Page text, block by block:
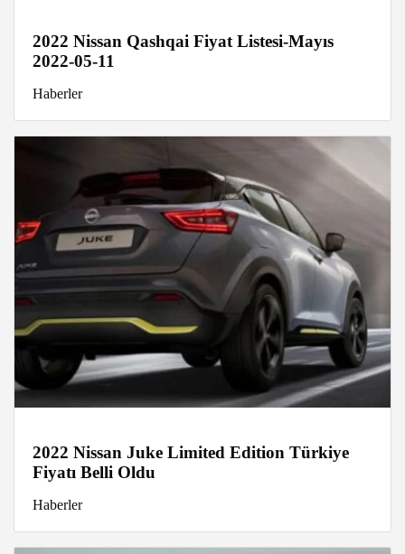
2022 Nissan Qashqai Fiyat Listesi-Mayıs
2022-05-11
Haberler
2022 Nissan Juke Limited Edition Türkiye
Fiyatı Belli Oldu
Haberler